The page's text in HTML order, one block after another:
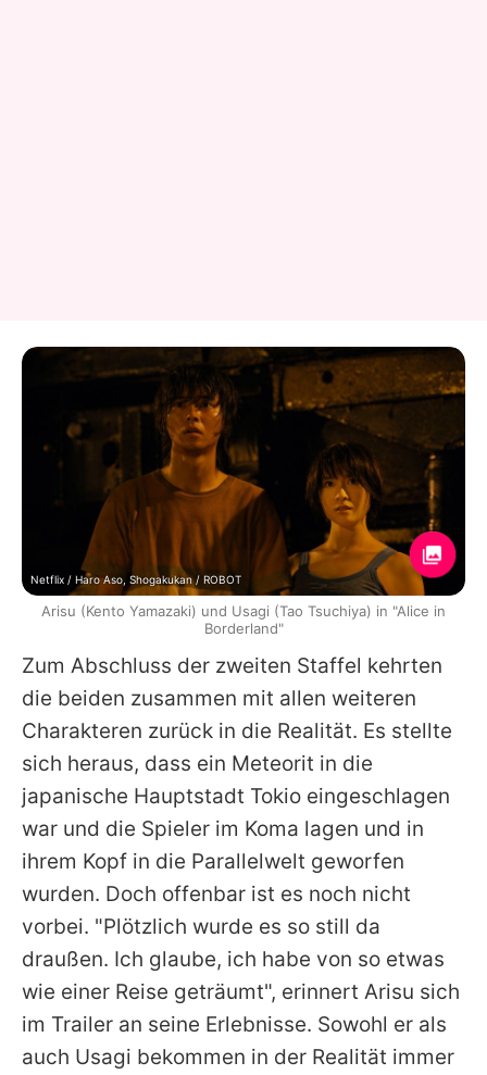
Zum Abschluss der zweiten Staffel kehrten
die beiden zusammen mit allen weiteren
Charakteren zurück in die Realität. Es stellte
sich heraus, dass ein Meteorit in die
japanische Hauptstadt Tokio eingeschlagen
war und die Spieler im Koma lagen und in
ihrem Kopf in die Parallelwelt geworfen
wurden. Doch offenbar ist es noch nicht
vorbei. "Plötzlich wurde es so still da
draußen. Ich glaube, ich habe von so etwas
wie einer Reise geträumt", erinnert Arisu sich
im Trailer an seine Erlebnisse. Sowohl er als
auch Usagi bekommen in der Realität immer
Netflix / Haro Aso, Shogakukan / ROBOT
Arisu (Kento Yamazaki) und Usagi (Tao Tsuchiya) in "Alice in
Borderland"